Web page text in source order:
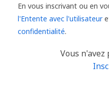
En vous inscrivant ou en
l'Entente avec l'utilisateur
confidentialité.
Vous n'avez